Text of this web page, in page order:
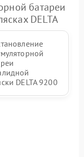
батареи
DELTA
DELTA 9200